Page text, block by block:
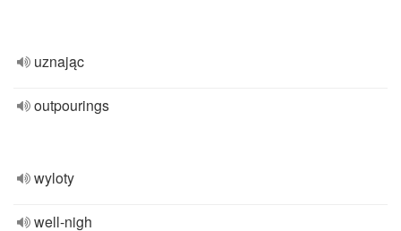
uznając
outpourings
wyloty
well-nigh